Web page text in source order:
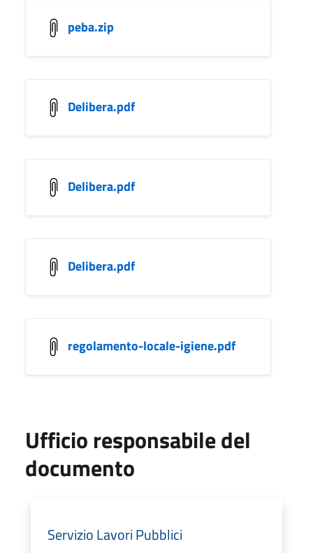
peba.zip
Delibera.pdf
Delibera.pdf
Delibera.pdf
regolamento-locale-igiene.pdf
Ufficio responsabile del
documento
Servizio Lavori Pubblici